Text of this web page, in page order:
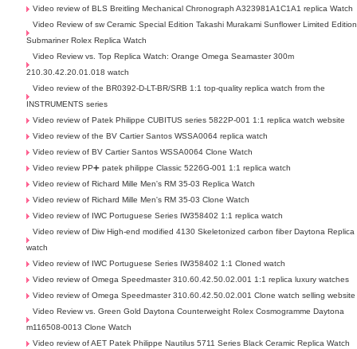
Video review of BLS Breitling Mechanical Chronograph A323981A1C1A1 replica Watch
Video Review of sw Ceramic Special Edition Takashi Murakami Sunflower Limited Edition
Submariner Rolex Replica Watch
Video Review vs. Top Replica Watch: Orange Omega Seamaster 300m
210.30.42.20.01.018 watch
Video review of the BR0392-D-LT-BR/SRB 1:1 top-quality replica watch from the
INSTRUMENTS series
Video review of Patek Philippe CUBITUS series 5822P-001 1:1 replica watch website
Video review of the BV Cartier Santos WSSA0064 replica watch
Video review of BV Cartier Santos WSSA0064 Clone Watch
Video review PP➕ patek philippe Classic 5226G-001 1:1 replica watch
Video review of Richard Mille Men's RM 35-03 Replica Watch
Video review of Richard Mille Men's RM 35-03 Clone Watch
Video review of IWC Portuguese Series IW358402 1:1 replica watch
Video review of Diw High-end modified 4130 Skeletonized carbon fiber Daytona Replica
watch
Video review of IWC Portuguese Series IW358402 1:1 Cloned watch
Video review of Omega Speedmaster 310.60.42.50.02.001 1:1 replica luxury watches
Video review of Omega Speedmaster 310.60.42.50.02.001 Clone watch selling website
Video Review vs. Green Gold Daytona Counterweight Rolex Cosmogramme Daytona
m116508-0013 Clone Watch
Video review of AET Patek Philippe Nautilus 5711 Series Black Ceramic Replica Watch